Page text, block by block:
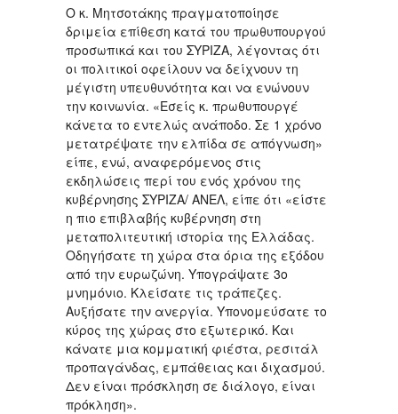
Ο κ. Μητσοτάκης πραγματοποίησε
δριμεία επίθεση κατά του πρωθυπουργού
προσωπικά και του ΣΥΡΙΖΑ, λέγοντας ότι
οι πολιτικοί οφείλουν να δείχνουν τη
μέγιστη υπευθυνότητα και να ενώνουν
την κοινωνία. «Εσείς κ. πρωθυπουργέ
κάνετα το εντελώς ανάποδο. Σε 1 χρόνο
μετατρέψατε την ελπίδα σε απόγνωση»
είπε, ενώ, αναφερόμενος στις
εκδηλώσεις περί του ενός χρόνου της
κυβέρνησης ΣΥΡΙΖΑ/ ΑΝΕΛ, είπε ότι «είστε
η πιο επιβλαβής κυβέρνηση στη
μεταπολιτευτική ιστορία της Ελλάδας.
Οδηγήσατε τη χώρα στα όρια της εξόδου
από την ευρωζώνη. Υπογράψατε 3ο
μνημόνιο. Κλείσατε τις τράπεζες.
Αυξήσατε την ανεργία. Υπονομεύσατε το
κύρος της χώρας στο εξωτερικό. Και
κάνατε μια κομματική φιέστα, ρεσιτάλ
προπαγάνδας, εμπάθειας και διχασμού.
Δεν είναι πρόσκληση σε διάλογο, είναι
πρόκληση».